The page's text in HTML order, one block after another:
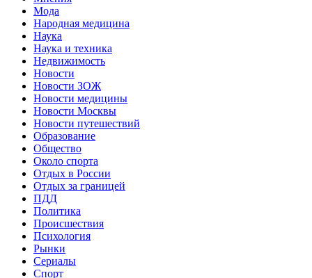
Мода
Народная медицина
Наука
Наука и техника
Недвижимость
Новости
Новости ЗОЖ
Новости медицины
Новости Москвы
Новости путешествий
Образование
Общество
Около спорта
Отдых в России
Отдых за границей
ПДД
Политика
Происшествия
Психология
Рынки
Сериалы
Спорт